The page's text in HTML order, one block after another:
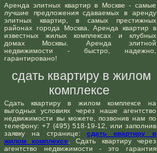
Аренда элитных квартир в Москве - самые
лучшие предложения сдаваемых в аренду
элитных квартир, в самых престижных
районах города Москва. Аренда квартир в
известных жилых комплексах и клубных
домах Москвы. Аренда элитной
недвижимости - быстро, надежно,
гарантировано!
сдать квартиру в жилом
комплексе
Сдать квартиру в жилом комплексе на
выгодных условиях через наше агентство
недвижимости вы можете, позвонив нам по
телефону: +7 (495) 518-19-12, или заполнив
заявку на странице:сдать квартиру в
жилом комплексе . Сдать квартиру через
агентство недвижимости - это гарантия